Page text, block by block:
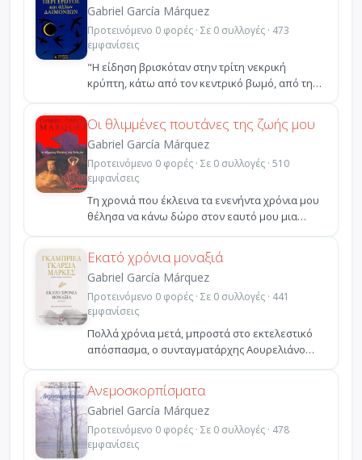
Gabriel García Márquez
Προτεινόμενο 0 φορές · Σε 0 συλλογές · 473
εμφανίσεις
"Η είδηση βρισκόταν στην τρίτη νεκρική
κρύπτη, κάτω από τον κεντρικό βωμό, από την
πλευρά του Ευαγγε...
Οι θλιμμένες πουτάνες της ζωής μου
Gabriel García Márquez
Προτεινόμενο 0 φορές · Σε 0 συλλογές · 510
εμφανίσεις
Τη χρονιά που έκλεινα τα ενενήντα χρόνια μου
θέλησα να κάνω δώρο στον εαυτό μου μια
νύχτα τρελού έρω...
Εκατό χρόνια μοναξιά
Gabriel García Márquez
Προτεινόμενο 0 φορές · Σε 0 συλλογές · 441
εμφανίσεις
Πολλά χρόνια μετά, μπροστά στο εκτελεστικό
απόσπασμα, ο συνταγματάρχης Αουρελιάνο
Μπουενδία θα έφερν...
Ανεμοσκορπίσματα
Gabriel García Márquez
Προτεινόμενο 0 φορές · Σε 0 συλλογές · 478
εμφανίσεις